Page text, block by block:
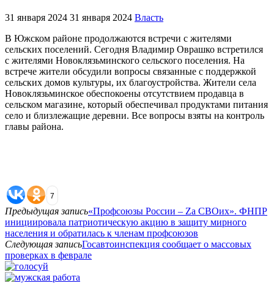
31 января 2024 31 января 2024 Власть
В Южском районе продолжаются встречи с жителями
сельских поселений. Сегодня Владимир Оврашко встретился
с жителями Новоклязьминского сельского поселения. На
встрече жители обсудили вопросы связанные с поддержкой
сельских домов культуры, их благоустройства. Жители села
Новоклязьминское обеспокоены отсутствием продавца в
сельском магазине, который обеспечивал продуктами питания
село и близлежащие деревни. Все вопросы взяты на контроль
главы района.
7
Предыдущая запись«Профсоюзы России – Zа СВОих». ФНПР
инициировала патриотическую акцию в защиту мирного
населения и обратилась к членам профсоюзов
Следующая записьГосавтоинспекция сообщает о массовых
проверках в феврале